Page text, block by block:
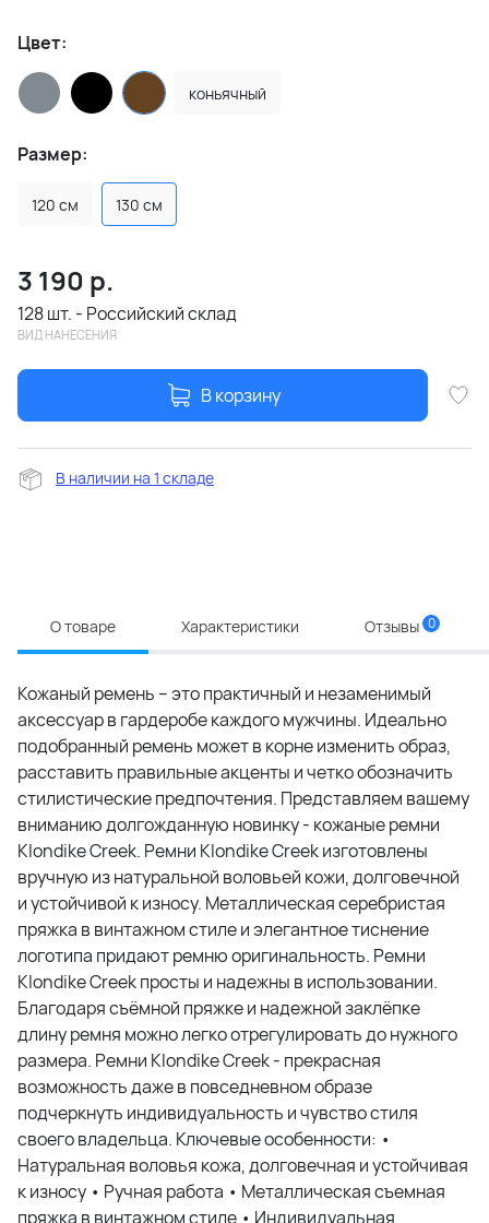
Цвет:
коньячный
Размер:
120 см 130 см
3 190 р.
128 шт. - Российский склад
ВИД НАНЕСЕНИЯ
В корзину
В наличии на 1 складе
О товаре Характеристики Отзывы 0
Кожаный ремень – это практичный и незаменимый
аксессуар в гардеробе каждого мужчины. Идеально
подобранный ремень может в корне изменить образ,
расставить правильные акценты и четко обозначить
стилистические предпочтения. Представляем вашему
вниманию долгожданную новинку - кожаные ремни
Klondike Creek. Ремни Klondike Creek изготовлены
вручную из натуральной воловьей кожи, долговечной
и устойчивой к износу. Металлическая серебристая
пряжка в винтажном стиле и элегантное тиснение
логотипа придают ремню оригинальность. Ремни
Klondike Creek просты и надежны в использовании.
Благодаря съёмной пряжке и надежной заклёпке
длину ремня можно легко отрегулировать до нужного
размера. Ремни Klondike Creek - прекрасная
возможность даже в повседневном образе
подчеркнуть индивидуальность и чувство стиля
своего владельца. Ключевые особенности: •
Натуральная воловья кожа, долговечная и устойчивая
к износу • Ручная работа • Металлическая съемная
пряжка в винтажном стиле • Индивидуальная